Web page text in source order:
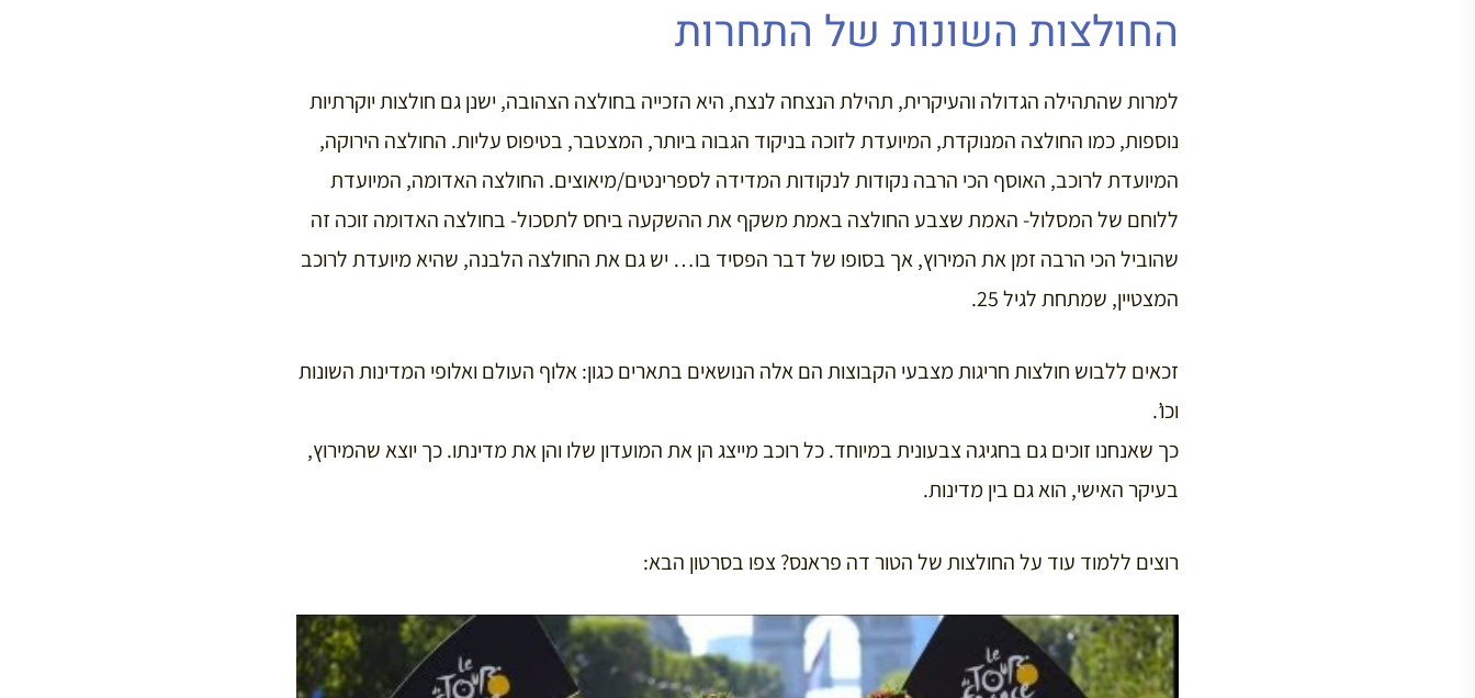
החולצות השונות של התחרות
למרות שהתהילה הגדולה והעיקרית, תהילת הנצחה לנצח, היא הזכייה בחולצה הצהובה, ישנן גם חולצות יוקרתיות
נוספות, כמו החולצה המנוקדת, המיועדת לזוכה בניקוד הגבוה ביותר, המצטבר, בטיפוס עליות. החולצה הירוקה,
המיועדת לרוכב, האוסף הכי הרבה נקודות לנקודות המדידה לספרינטים/מיאוצים. החולצה האדומה, המיועדת
ללוחם של המסלול- האמת שצבע החולצה באמת משקף את ההשקעה ביחס לתסכול- בחולצה האדומה זוכה זה
שהוביל הכי הרבה זמן את המירוץ, אך בסופו של דבר הפסיד בו… יש גם את החולצה הלבנה, שהיא מיועדת לרוכב
המצטיין, שמתחת לגיל 25.
זכאים ללבוש חולצות חריגות מצבעי הקבוצות הם אלה הנושאים בתארים כגון: אלוף העולם ואלופי המדינות השונות
וכו’.
כך שאנחנו זוכים גם בחגיגה צבעונית במיוחד. כל רוכב מייצג הן את המועדון שלו והן את מדינתו. כך יוצא שהמירוץ,
בעיקר האישי, הוא גם בין מדינות.
רוצים ללמוד עוד על החולצות של הטור דה פראנס? צפו בסרטון הבא: